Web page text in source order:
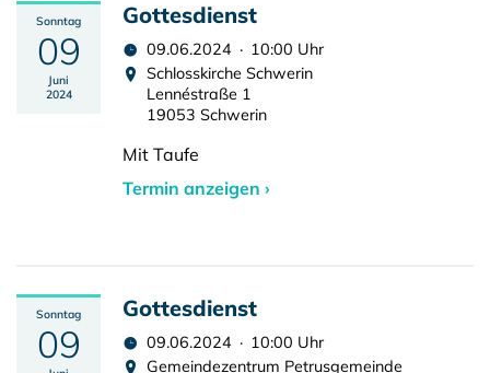
Sonntag
09
Juni
2024
Gottesdienst
09.06.2024 · 10:00 Uhr
Schlosskirche Schwerin
Lennéstraße 1
19053 Schwerin
Mit Taufe
Termin anzeigen ›
Sonntag
09
Gottesdienst
09.06.2024 · 10:00 Uhr
Gemeindezentrum Petrusgemeinde